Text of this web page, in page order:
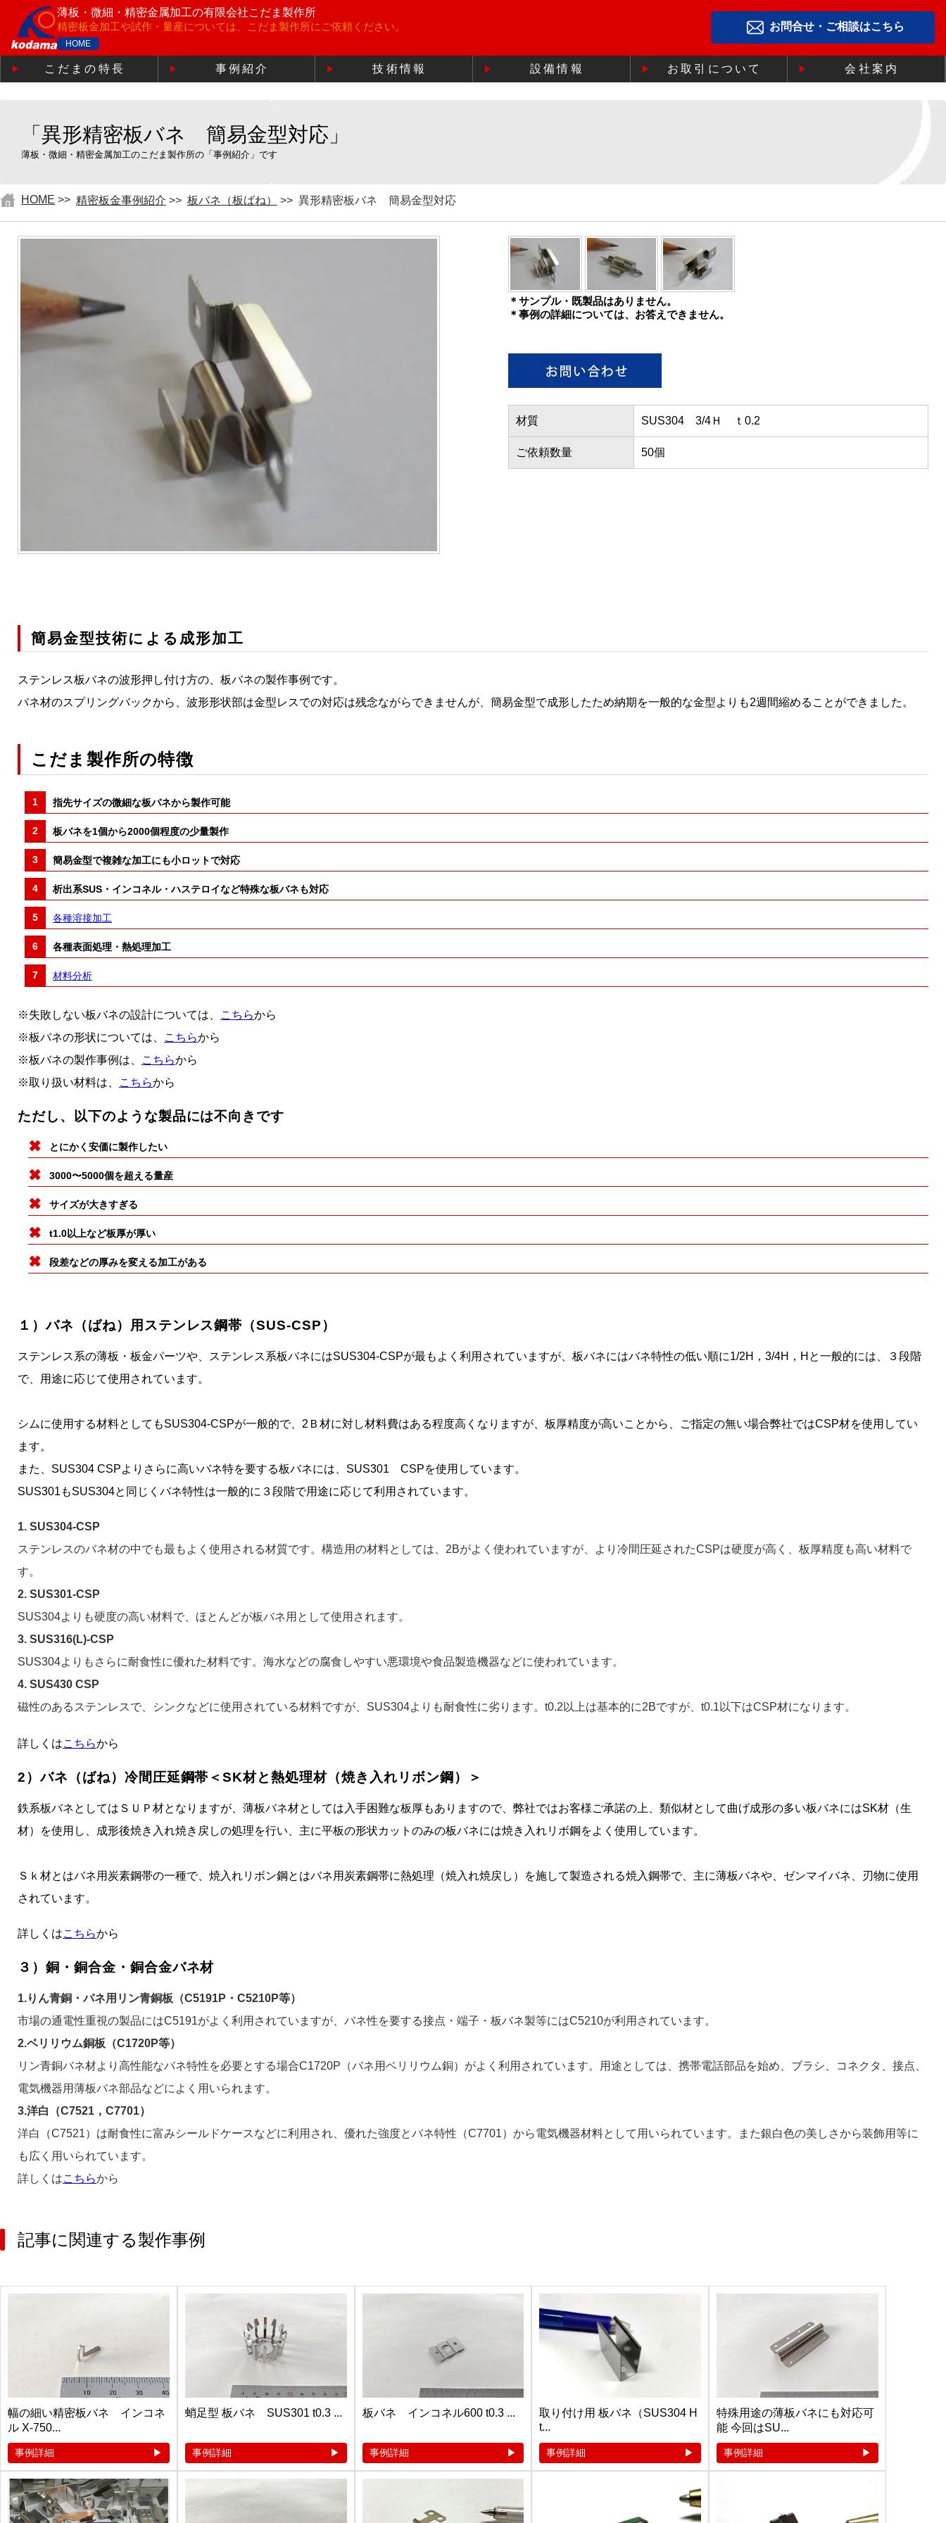
薄板・微細・精密金属加工の有限会社こだま製作所
精密板金加工や試作・量産については、こだま製作所にご依頼ください。
HOME
お問合せ・ご相談はこちら
こだまの特長 事例紹介 技術情報 設備情報 お取引について 会社案内
「異形精密板バネ 簡易金型対応」
薄板・微細・精密金属加工のこだま製作所の「事例紹介」です
HOME >> 精密板金事例紹介 >> 板バネ（板ばね） >> 異形精密板バネ 簡易金型対応
＊サンプル・既製品はありません。
＊事例の詳細については、お答えできません。
材質 SUS304 3/4Ｈ ｔ0.2
ご依頼数量 50個
簡易金型技術による成形加工
ステンレス板バネの波形押し付け方の、板バネの製作事例です。
バネ材のスプリングバックから、波形形状部は金型レスでの対応は残念ながらできませんが、簡易金型で成形したため納期を一般的な金型よりも2週間縮めることができました。
こだま製作所の特徴
指先サイズの微細な板バネから製作可能
板バネを1個から2000個程度の少量製作
簡易金型で複雑な加工にも小ロットで対応
析出系SUS・インコネル・ハステロイなど特殊な板バネも対応
各種溶接加工
各種表面処理・熱処理加工
材料分析
※失敗しない板バネの設計については、 こちらから
※板バネの形状については、
こちらから
※板バネの製作事例は、
こちらから
※取り扱い材料は、
こちらから
ただし、以下のような製品には不向きです
とにかく安価に製作したい
3000〜5000個を超える量産
サイズが大きすぎる
t1.0以上など板厚が厚い
段差などの厚みを変える加工がある
１）バネ（ばね）用ステンレス鋼帯（SUS-CSP）
ステンレス系の薄板・板金パーツや、ステンレス系板バネにはSUS304-CSPが最もよく利用されていますが、板バネにはバネ特性の低い順に1/2H，3/4H，Hと一般的には、３段階
で、用途に応じて使用されています。
シムに使用する材料としてもSUS304-CSPが一般的で、2Ｂ材に対し材料費はある程度高くなりますが、板厚精度が高いことから、ご指定の無い場合弊社ではCSP材を使用してい
ます。
また、SUS304 CSPよりさらに高いバネ特を要する板バネには、SUS301 CSPを使用しています。
SUS301もSUS304と同じくバネ特性は一般的に３段階で用途に応じて利用されています。
1. SUS304-CSP
ステンレスのバネ材の中でも最もよく使用される材質です。構造用の材料としては、2Bがよく使われていますが、より冷間圧延されたCSPは硬度が高く、板厚精度も高い材料で
す。
2. SUS301-CSP
SUS304よりも硬度の高い材料で、ほとんどが板バネ用として使用されます。
3. SUS316(L)-CSP
SUS304よりもさらに耐食性に優れた材料です。海水などの腐食しやすい悪環境や食品製造機器などに使われています。
4. SUS430 CSP
磁性のあるステンレスで、シンクなどに使用されている材料ですが、SUS304よりも耐食性に劣ります。t0.2以上は基本的に2Bですが、t0.1以下はCSP材になります。
詳しくはこちらから
2）バネ（ばね）冷間圧延鋼帯＜SK材と熱処理材（焼き入れリボン鋼）＞
鉄系板バネとしてはＳＵＰ材となりますが、薄板バネ材としては入手困難な板厚もありますので、弊社ではお客様ご承諾の上、類似材として曲げ成形の多い板バネにはSK材（生
材）を使用し、成形後焼き入れ焼き戻しの処理を行い、主に平板の形状カットのみの板バネには焼き入れリボ鋼をよく使用しています。
Ｓｋ材とはバネ用炭素鋼帯の一種で、焼入れリボン鋼とはバネ用炭素鋼帯に熱処理（焼入れ焼戻し）を施して製造される焼入鋼帯で、主に薄板バネや、ゼンマイバネ、刃物に使用
されています。
詳しくはこちらから
３）銅・銅合金・銅合金バネ材
1.りん青銅・バネ用リン青銅板（C5191P・C5210P等）
市場の通電性重視の製品にはC5191がよく利用されていますが、バネ性を要する接点・端子・板バネ製等にはC5210が利用されています。
2.ベリリウム銅板（C1720P等）
リン青銅バネ材より高性能なバネ特性を必要とする場合C1720P（バネ用ベリリウム銅）がよく利用されています。用途としては、携帯電話部品を始め、ブラシ、コネクタ、接点、
電気機器用薄板バネ部品などによく用いられます。
3.洋白（C7521，C7701）
洋白（C7521）は耐食性に富みシールドケースなどに利用され、優れた強度とバネ特性（C7701）から電気機器材料として用いられています。また銀白色の美しさから装飾用等に
も広く用いられています。
詳しくはこちらから
記事に関連する製作事例
幅の細い精密板バネ インコネ
ル X-750...
事例詳細
蛸足型 板バネ SUS301 t0.3 ...
事例詳細
板バネ インコネル600 t0.3 ...
事例詳細
取り付け用 板バネ（SUS304 H
t...
事例詳細
特殊用途の薄板バネにも対応可
能 今回はSU...
事例詳細